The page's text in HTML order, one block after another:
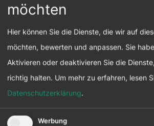
Schachinger
Nachhaltigkeit
steuern
Schachinger Logistik
Nachhaltigkeit mittels klarer
verankert werden kann –
möchten
Hier können Sie die Dienste, die wir auf
möchten, bewerten und anpassen. Sie
Aktivieren oder deaktivieren Sie die
richtig halten. Um mehr zu erfahren, lesen
Datenschutzerklärung.
Werbung